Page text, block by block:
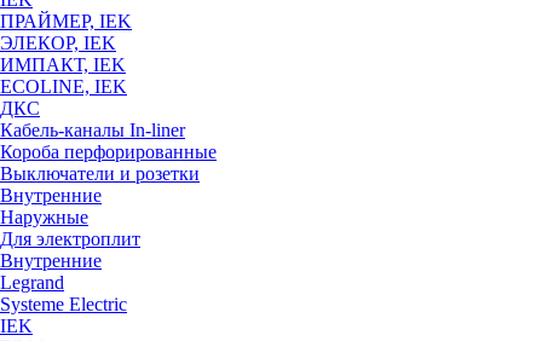
ПРАЙМЕР, IEK
ЭЛЕКОР, IEK
ИМПАКТ, IEK
ECOLINE, IEK
ДКС
Кабель-каналы In-liner
Короба перфорированные
Выключатели и розетки
Внутренние
Наружные
Для электроплит
Внутренние
Legrand
Systeme Electric
IEK